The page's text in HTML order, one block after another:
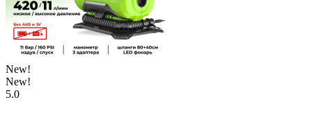
New!
New!
5.0